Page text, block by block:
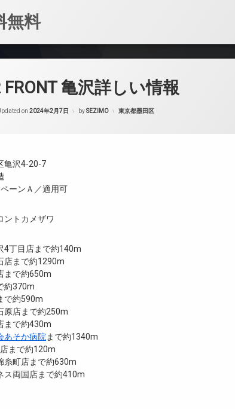
無料
FRONT 亀沢詳しい情報
on 2024年2月7日 bySEZIMO カテゴリー:
東京都墨田区
沢4-20-7
ーンＡ／適用可
ントカメザワ
4丁目店まで約140m
店まで約1290m
まで約650m
約370m
で約590m
原店まで約250m
まで約430m
あそか病院 まで約1340m
まで約120m
糸町店まで約630m
ス両国店まで約410m